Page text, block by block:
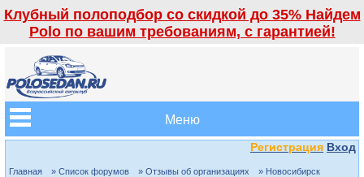
Клубный полоподбор со скидкой до 35% Найдем
Polo по вашим требованиям, с гарантией!
Меню
Регистрация Вход
Главная » Список форумов » Отзывы об организациях
» Новосибирск